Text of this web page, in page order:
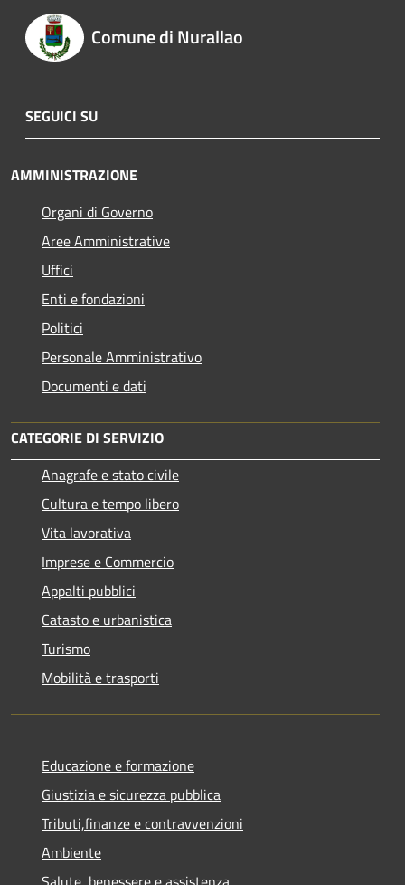
Comune di Nurallao
SEGUICI SU
AMMINISTRAZIONE
Organi di Governo
Aree Amministrative
Uffici
Enti e fondazioni
Politici
Personale Amministrativo
Documenti e dati
CATEGORIE DI SERVIZIO
Anagrafe e stato civile
Cultura e tempo libero
Vita lavorativa
Imprese e Commercio
Appalti pubblici
Catasto e urbanistica
Turismo
Mobilità e trasporti
Educazione e formazione
Giustizia e sicurezza pubblica
Tributi,finanze e contravvenzioni
Ambiente